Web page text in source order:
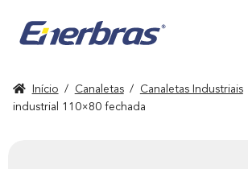
Início / Canaletas / Canaletas Industriais
industrial 110×80 fechada